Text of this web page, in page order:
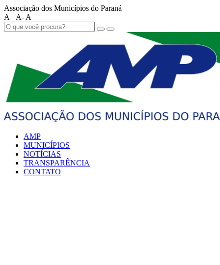
Associação dos Municípios do Paraná
A+ A- A
AMP
MUNICÍPIOS
NOTÍCIAS
TRANSPARÊNCIA
CONTATO